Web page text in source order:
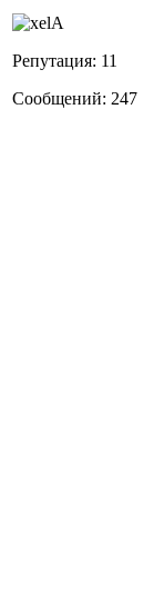
Репутация: 11
Сообщений: 247